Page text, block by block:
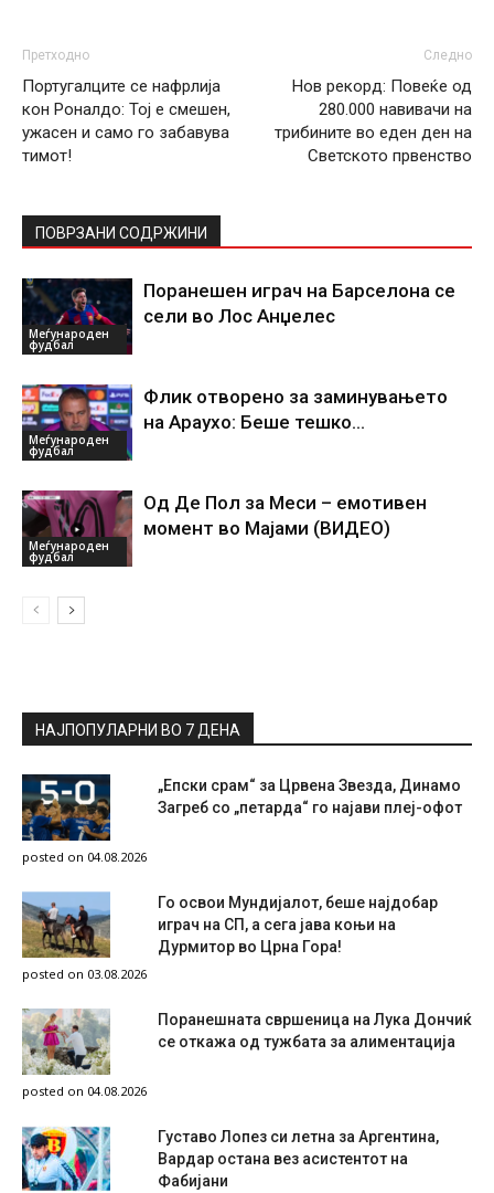
Претходно
Португалците се нафрлија
кон Роналдо: Тој е смешен,
ужасен и само го забавува
тимот!
Следно
Нов рекорд: Повеќе од
280.000 навивачи на
трибините во еден ден на
Светското првенство
ПОВРЗАНИ СОДРЖИНИ
Меѓународен
фудбал
Поранешен играч на Барселона се
сели во Лос Анџелес
Меѓународен
фудбал
Флик отворено за заминувањето
на Араухо: Беше тешко…
Меѓународен
фудбал
Од Де Пол за Меси – емотивен
момент во Мајами (ВИДЕО)
НАЈПОПУЛАРНИ ВО 7 ДЕНА
„Епски срам“ за Црвена Звезда, Динамо
Загреб со „петарда“ го најави плеј-офот
posted on 04.08.2026
Го освои Мундијалот, беше најдобар
играч на СП, а сега јава коњи на
Дурмитор во Црна Гора!
posted on 03.08.2026
Поранешната свршеница на Лука Дончиќ
се откажа од тужбата за алиментација
posted on 04.08.2026
Густаво Лопез си летна за Аргентина,
Вардар остана вез асистентот на
Фабијани